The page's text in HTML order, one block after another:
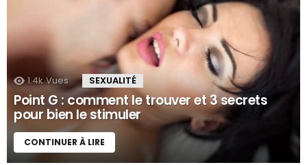
1.4k Vues SEXUALITÉ
Point G : comment le trouver et 3 secrets
pour bien le stimuler
CONTINUER À LIRE